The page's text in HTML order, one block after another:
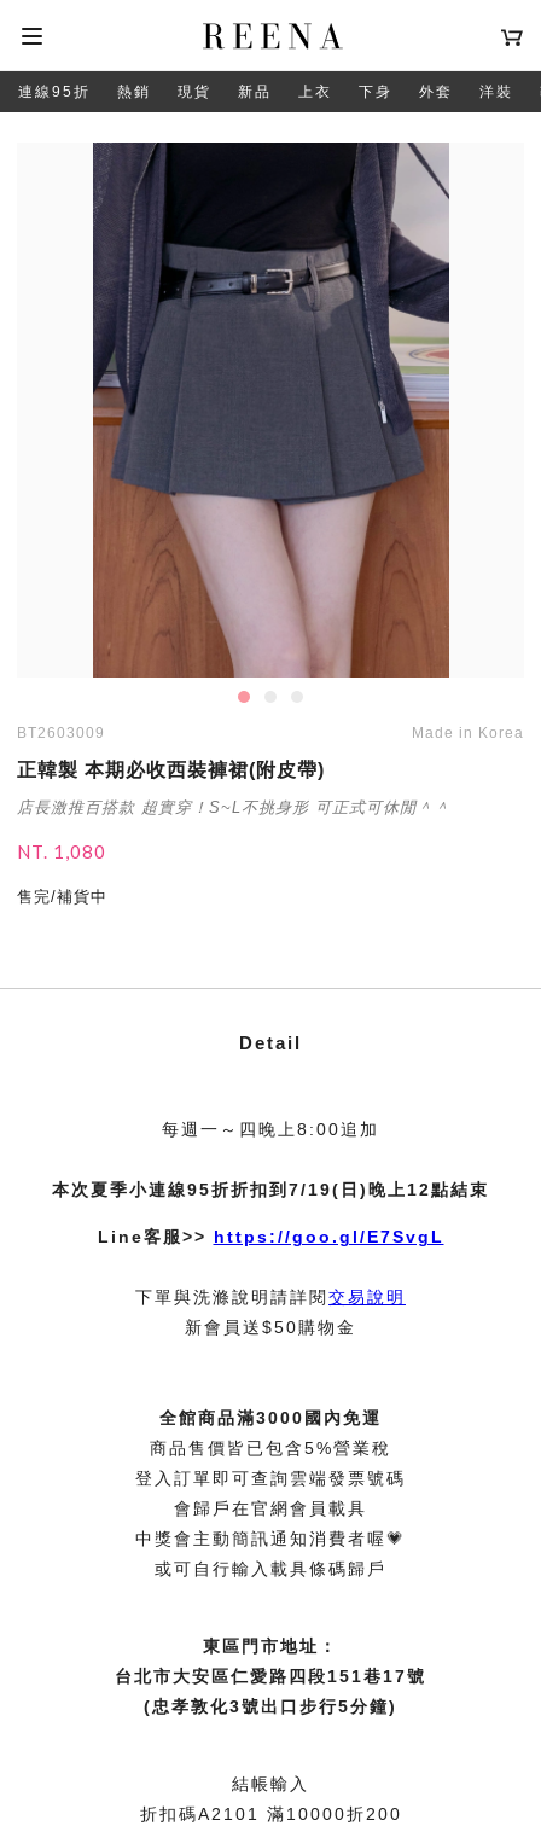
連線95折 熱銷 現貨 新品 上衣 下身 外套 洋裝
BT2603009 Made in Korea
正韓製 本期必收西裝褲裙(附皮帶)
店長激推百搭款 超實穿！S~L不挑身形 可正式可休閒＾＾
NT. 1,080
售完/補貨中
Detail
每週一～四晚上8:00追加
本次夏季小連線95折折扣到7/19(日)晚上12點結束
Line客服>> https://goo.gl/E7SvgL
下單與洗滌說明請詳閱交易說明
新會員送$50購物金
全館商品滿3000國內免運
商品售價皆已包含5%營業稅
登入訂單即可查詢雲端發票號碼
會歸戶在官網會員載具
中獎會主動簡訊通知消費者喔💗
或可自行輸入載具條碼歸戶
東區門市地址：
台北市大安區仁愛路四段151巷17號
(忠孝敦化3號出口步行5分鐘)
結帳輸入
折扣碼A2101 滿10000折200